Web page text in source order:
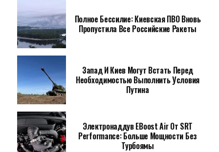
Полное Бессилие: Киевская ПВО Вновь
Пропустила Все Российские Ракеты
Запад И Киев Могут Встать Перед
Необходимостью Выполнить Условия
Путина
Электронаддув EBoost Air От SRT
Performance: Больше Мощности Без
Турбоямы